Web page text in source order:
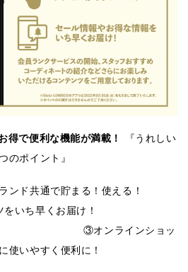
得で便利な機能が満載！
『うれしい
のポイント』
ンド共通で貯まる！使える！
ンツをいち早くお届け！
インショッ
使いやすく便利に！